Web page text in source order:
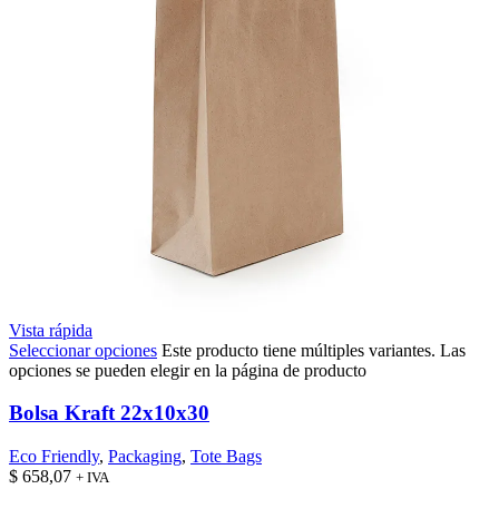
Vista rápida
Seleccionar opciones Este producto tiene múltiples variantes. Las
opciones se pueden elegir en la página de producto
Bolsa Kraft 22x10x30
Eco Friendly, Packaging, Tote Bags
$ 658,07 + IVA